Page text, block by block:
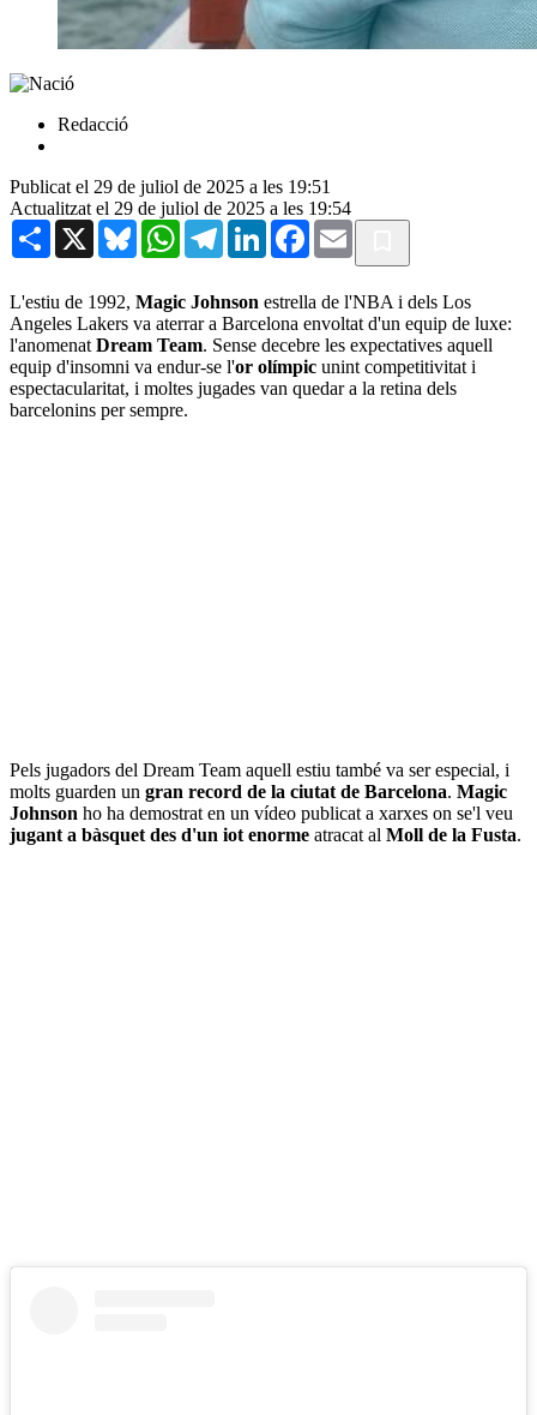
Redacció
Publicat el 29 de juliol de 2025 a les 19:51
Actualitzat el 29 de juliol de 2025 a les 19:54
Share X BlueskyWhatsAppTelegramLinkedInFacebook
Email
L'estiu de 1992, Magic Johnson estrella de l'NBA i dels Los
Angeles Lakers va aterrar a Barcelona envoltat d'un equip de luxe:
l'anomenat Dream Team. Sense decebre les expectatives aquell
equip d'insomni va endur-se l'or olímpic unint competitivitat i
espectacularitat, i moltes jugades van quedar a la retina dels
barcelonins per sempre.
Pels jugadors del Dream Team aquell estiu també va ser especial, i
molts guarden un gran record de la ciutat de Barcelona. Magic
Johnson ho ha demostrat en un vídeo publicat a xarxes on se'l veu
jugant a bàsquet des d'un iot enorme atracat al Moll de la Fusta.